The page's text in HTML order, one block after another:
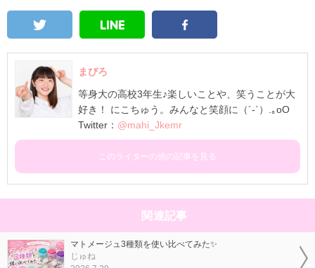
まぴろ
等身大の高校3年生♪楽しいことや、笑うことが大
好き！ にこちゅう。みんなと笑顔に（´-`）.｡oO
Twitter： @mahi_Jkemr
このライターの他の記事を見る
関連記事
マトメージュ3種類を使い比べてみた✨
じゅね